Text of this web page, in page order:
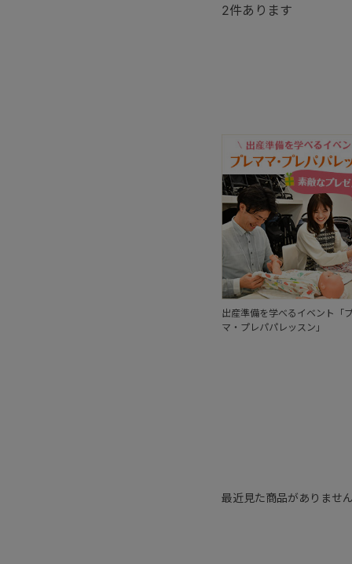
2件あります
出産準備を学べるイベント「
マ・プレパパレッスン」
最近見た商品がありませ